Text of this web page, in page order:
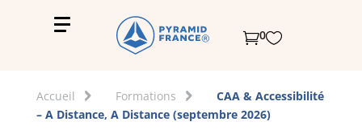
0
Accueil Formations
CAA & Accessibilité
– A Distance, A Distance (septembre 2026)